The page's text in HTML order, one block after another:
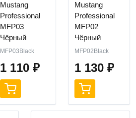
Mustang
Professional
MFP03
Чёрный
MFP03Black
1 110₽
Mustang
Professional
MFP02
Чёрный
MFP02Black
1 130 ₽